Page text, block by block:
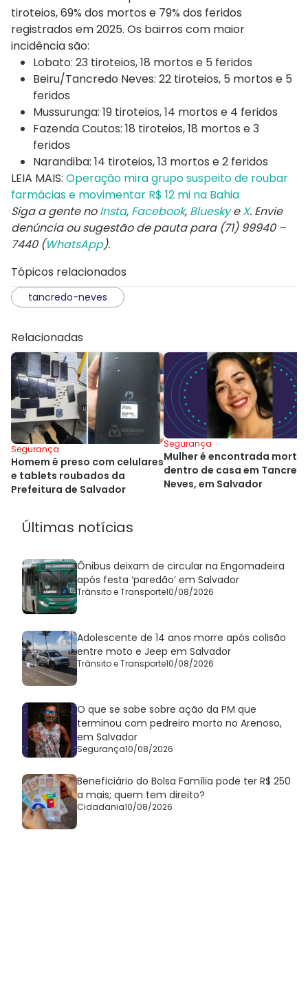
tiroteios, 69% dos mortos e 79% dos feridos
registrados em 2025. Os bairros com maior
incidência são:
Lobato: 23 tiroteios, 18 mortos e 5 feridos
Beiru/Tancredo Neves: 22 tiroteios, 5 mortos e 5
feridos
Mussurunga: 19 tiroteios, 14 mortos e 4 feridos
Fazenda Coutos: 18 tiroteios, 18 mortos e 3
feridos
Narandiba: 14 tiroteios, 13 mortos e 2 feridos
LEIA MAIS: Operação mira grupo suspeito de roubar
farmácias e movimentar R$ 12 mi na Bahia
Siga a gente noInsta, Facebook, BlueskyeX. Envie
denúncia ou sugestão de pauta para (71) 99940 –
7440 (WhatsApp).
Tópicos relacionados
tancredo-neves
Relacionadas
Segurança
Homem é preso com celulares
e tablets roubados da
Prefeitura de Salvador
Segurança
Mulher é encontrada morta
dentro de casa em
Neves, em Salvador
Últimas notícias
Ônibus deixam de circular na Engomadeira
após festa ‘paredão’ em Salvador
Trânsito e Transporte10/08/2026
Adolescente de 14 anos morre após colisão
entre moto e Jeep em Salvador
Trânsito e Transporte10/08/2026
O que se sabe sobre ação da PM que
terminou com pedreiro morto no Arenoso,
em Salvador
Segurança10/08/2026
Beneficiário do Bolsa Família pode ter R$ 250
a mais; quem tem direito?
Cidadania10/08/2026